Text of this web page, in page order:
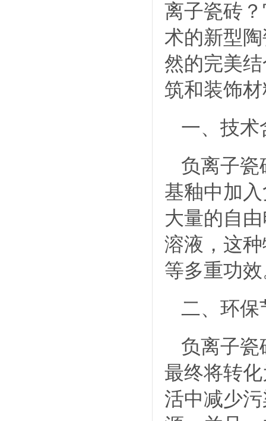
离子瓷砖
术的新型
然的完美
筑和装饰
一、技术
负离子瓷
基釉中加
大量的自
溶液，这
等多重功
二、环保
负离子瓷
最终将转
活中减少